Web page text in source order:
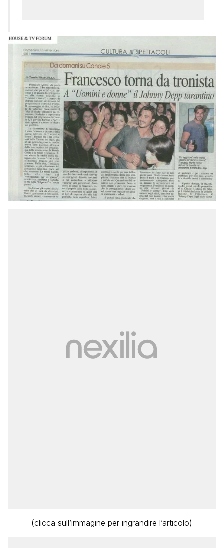
(clicca sull’immagine per ingrandire l’articolo)